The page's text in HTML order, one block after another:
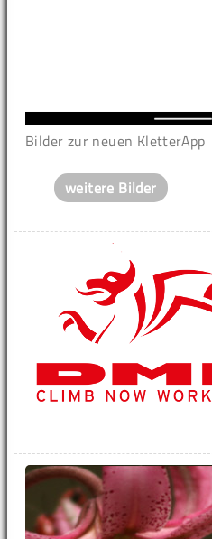
Bilder zur neuen KletterApp
weitere Bilder